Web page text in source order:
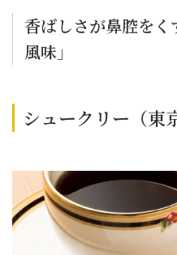
香ばしさが鼻腔を
風味」
シュークリー（東